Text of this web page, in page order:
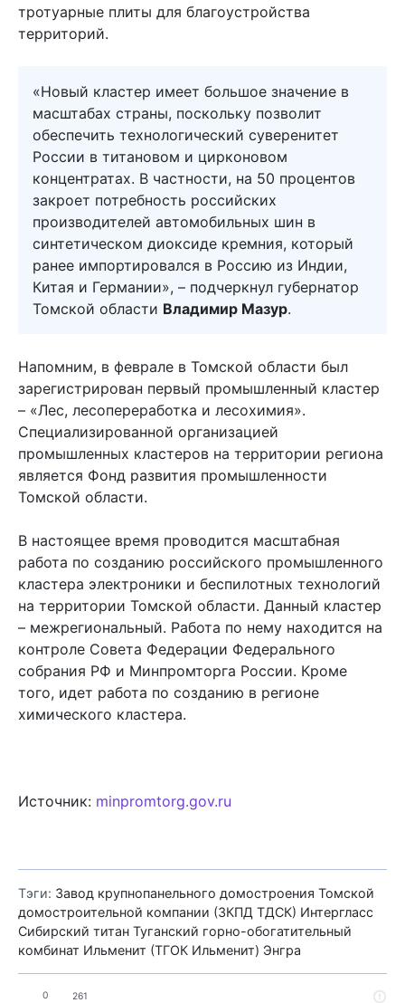
тротуарные плиты для благоустройства
территорий.
«Новый кластер имеет большое значение в
масштабах страны, поскольку позволит
обеспечить технологический суверенитет
России в титановом и цирконовом
концентратах. В частности, на 50 процентов
закроет потребность российских
производителей автомобильных шин в
синтетическом диоксиде кремния, который
ранее импортировался в Россию из Индии,
Китая и Германии», – подчеркнул губернатор
Томской области Владимир Мазур.
Напомним, в феврале в Томской области был
зарегистрирован первый промышленный кластер
– «Лес, лесопереработка и лесохимия».
Специализированной организацией
промышленных кластеров на территории региона
является Фонд развития промышленности
Томской области.
В настоящее время проводится масштабная
работа по созданию российского промышленного
кластера электроники и беспилотных технологий
на территории Томской области. Данный кластер
– межрегиональный. Работа по нему находится на
контроле Совета Федерации Федерального
собрания РФ и Минпромторга России. Кроме
того, идет работа по созданию в регионе
химического кластера.
Источник: minpromtorg.gov.ru
Тэги: Завод крупнопанельного домостроения Томской
домостроительной компании (ЗКПД ТДСК) Интергласс
Сибирский титан Туганский горно-обогатительный
комбинат Ильменит (ТГОК Ильменит) Энгра
0 261